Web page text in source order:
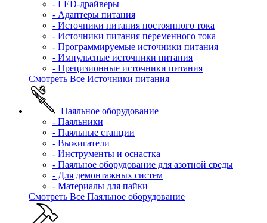
- LED-драйверы
- Адаптеры питания
- Источники питания постоянного тока
- Источники питания переменного тока
- Программируемые источники питания
- Импульсные источники питания
- Прецизионные источники питания
Смотреть Все Источники питания
Паяльное оборудование
- Паяльники
- Паяльные станции
- Выжигатели
- Инструменты и оснастка
- Паяльное оборудование для азотной среды
- Для демонтажных систем
- Материалы для пайки
Смотреть Все Паяльное оборудование